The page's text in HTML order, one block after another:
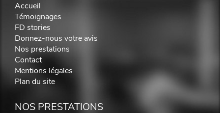
Accueil
Témoignages
FD stories
Donnez-nous votre avis
Nos prestations
Contact
Mentions légales
Plan du site
NOS PRESTATIONS